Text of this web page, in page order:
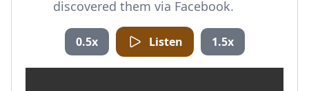
discovered them via Facebook.
0.5x Listen 1.5x